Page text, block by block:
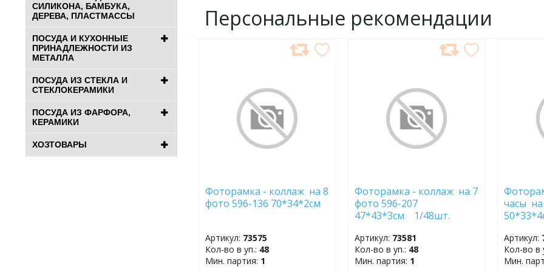
СИЛИКОНА, БАМБУКА,
ДЕРЕВА, ПЛАСТМАССЫ
ПОСУДА И КУХОННЫЕ
ПРИНАДЛЕЖНОСТИ ИЗ
МЕТАЛЛА
ПОСУДА ИЗ СТЕКЛА И
СТЕКЛОКЕРАМИКИ
ПОСУДА ИЗ ФАРФОРА,
КЕРАМИКИ
ХОЗТОВАРЫ
Персональные рекомендации
Фоторамка - коллаж на 8
фото 596-136 70*34*2см
Артикул: 73575
Кол-во в уп.: 48
Мин. партия: 1
Фоторамка - коллаж на 7
фото 596-207
47*43*3см 1/48шт.
Артикул: 73581
Кол-во в уп.: 48
Мин. партия: 1
часы
Артикул:
Кол-во в
Мин.